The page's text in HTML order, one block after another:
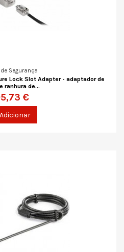
Segurança
Lock Slot Adapter - adaptador de
ranhura de...
€
Adicionar